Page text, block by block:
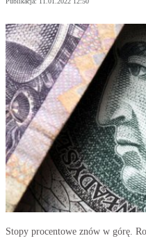
Stopy procentowe znów w górę.